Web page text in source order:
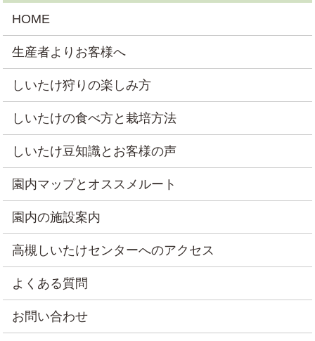
HOME
生産者よりお客様へ
しいたけ狩りの楽しみ方
しいたけの食べ方と栽培方法
しいたけ豆知識とお客様の声
園内マップとオススメルート
園内の施設案内
高槻しいたけセンターへのアクセス
よくある質問
お問い合わせ